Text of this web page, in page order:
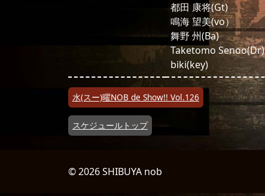
都田 康将(Gt)
鳴海 望美(vo）
舞野 州(Ba)
Taketomo Senoo(Dr)
biki(key)
投稿ナビゲーション
水(スー)曜NOB de Show!! Vol.126
スケジュールトップ
© 2026 SHIBUYA nob